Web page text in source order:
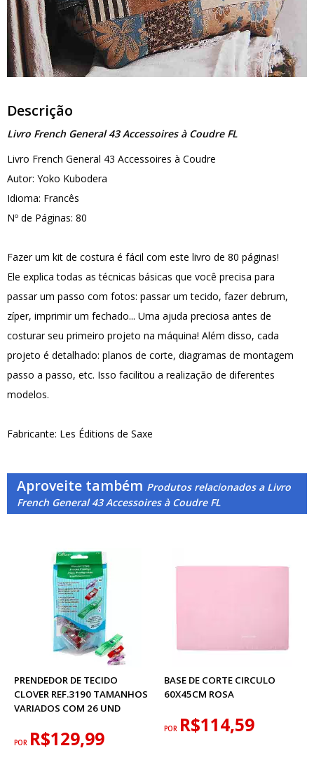
Descrição
Livro French General 43 Accessoires à Coudre FL
Livro French General 43 Accessoires à Coudre
Autor: Yoko Kubodera
Idioma: Francês
Nº de Páginas: 80
Fazer um kit de costura é fácil com este livro de 80 páginas!
Ele explica todas as técnicas básicas que você precisa para
passar um passo com fotos: passar um tecido, fazer debrum,
zíper, imprimir um fechado... Uma ajuda preciosa antes de
costurar seu primeiro projeto na máquina! Além disso, cada
projeto é detalhado: planos de corte, diagramas de montagem
passo a passo, etc. Isso facilitou a realização de diferentes
modelos.
Fabricante: Les Éditions de Saxe
Aproveite também Produtos relacionados a Livro
French General 43 Accessoires à Coudre FL
PRENDEDOR DE TECIDO
CLOVER REF.3190 TAMANHOS
VARIADOS COM 26 UND
POR R$129,99
BASE DE CORTE CIRCULO
60X45CM ROSA
POR R$114,59